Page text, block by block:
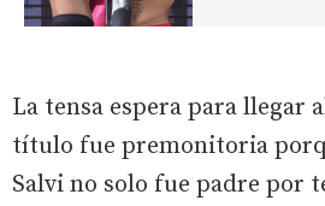
La tensa espera para llegar
título fue premonitoria
Salvi no solo fue padre por